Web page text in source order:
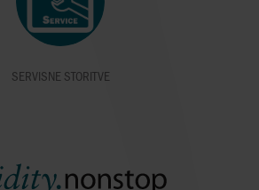
SERVISNE STORITVE